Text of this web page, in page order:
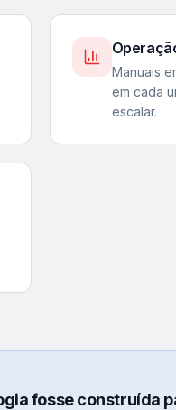
Manuais
em cada
escalar.
fosse construída